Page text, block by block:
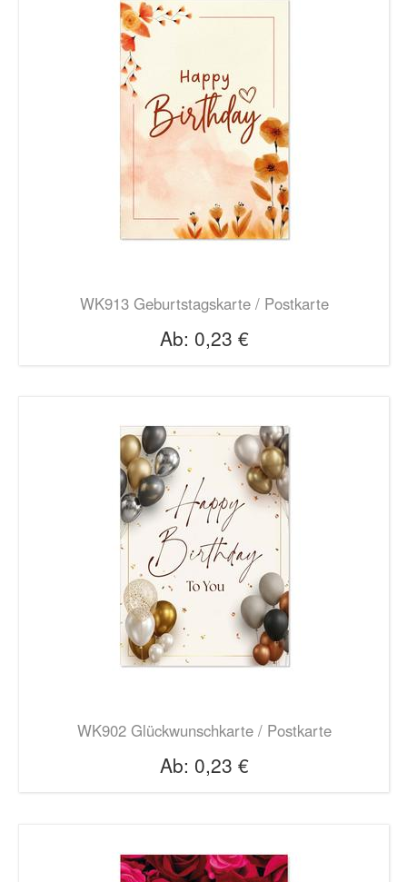
WK913 Geburtstagskarte / Postkarte
Ab: 0,23 €
WK902 Glückwunschkarte / Postkarte
Ab: 0,23 €